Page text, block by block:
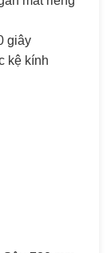
giây
kệ kính